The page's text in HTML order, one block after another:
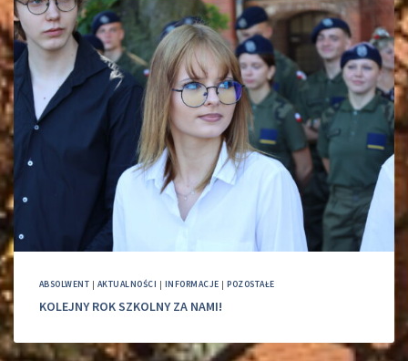
ABSOLWENT | AKTUALNOŚCI | INFORMACJE |POZOSTAŁE
KOLEJNY ROK SZKOLNY ZA NAMI!